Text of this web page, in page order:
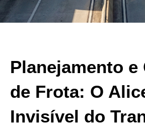
Planejamento e
de Frota: O
Invisível do